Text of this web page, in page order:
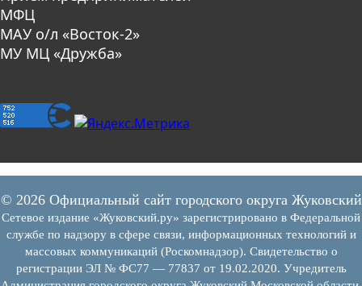
МФЦ
МАУ о/л «Восток-2»
МУ МЦ «Дружба»
© 2026 Официальный сайт городского округа Жуковский
Сетевое издание «Жуковский.ру» зарегистрировано в Федеральной
службе по надзору в сфере связи, информационных технологий и
массовых коммуникаций (Роскомнадзор). Свидетельство о
регистрации ЭЛ № ФС77 — 77837 от 19.02.2020. Учредитель